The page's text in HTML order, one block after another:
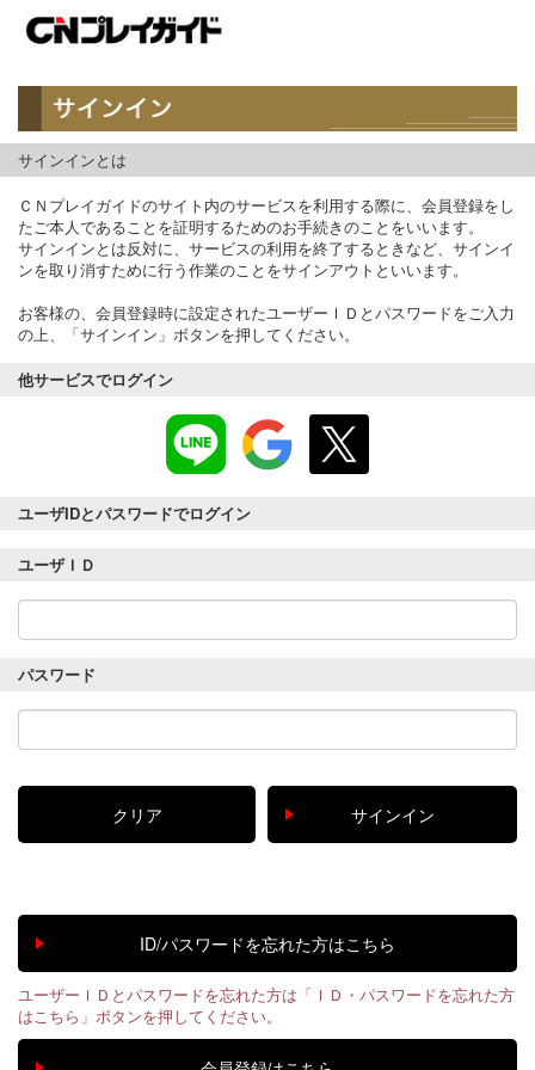
サインインとは
ＣＮプレイガイドのサイト内のサービスを利用する際に、会員登録をし
たご本人であることを証明するためのお手続きのことをいいます。
サインインとは反対に、サービスの利用を終了するときなど、サインイ
ンを取り消すために行う作業のことをサインアウトといいます。
お客様の、会員登録時に設定されたユーザーＩＤとパスワードをご入力
の上、「サインイン」ボタンを押してください。
他サービスでログイン
ユーザIDとパスワードでログイン
ユーザＩＤ
パスワード
ユーザーＩＤとパスワードを忘れた方は「ＩＤ・パスワードを忘れた方
はこちら」ボタンを押してください。